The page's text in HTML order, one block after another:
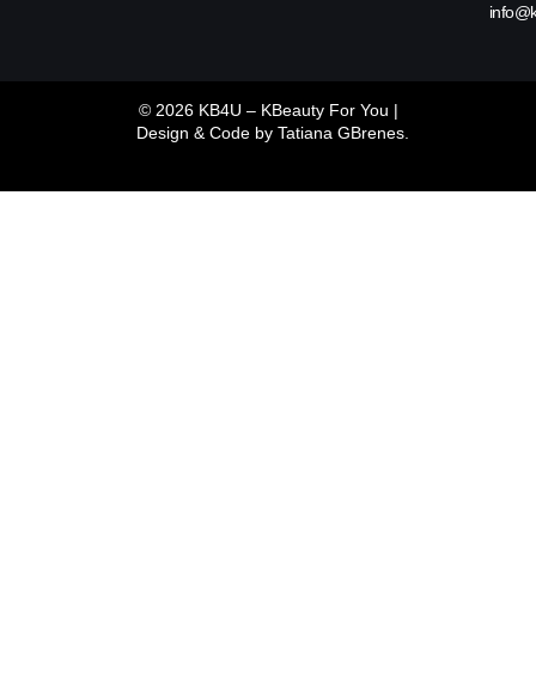
© 2026 KB4U – KBeauty For You |
Design & Code by Tatiana GBrenes.